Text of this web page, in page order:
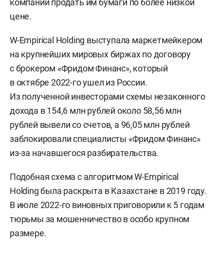
цене.
W-Empirical Holding выступала маркетмейкером
на крупнейших мировых биржах по договору
с брокером «Фридом Финанс», который
в октябре 2022-го ушел из России.
Из полученной инвесторами схемы незаконного
дохода в 154,6 млн рублей около 58,56 млн
рублей вывели со счетов, а 96,05 млн рублей
заблокировали специалисты «Фридом Финанс»
из-за начавшегося разбирательства.
Подобная схема с алгоритмом W-Empirical
Holding была раскрыта в Казахстане в 2019 году.
В июле 2022-го виновных приговорили к 5 годам
тюрьмы за мошенничество в особо крупном
размере.